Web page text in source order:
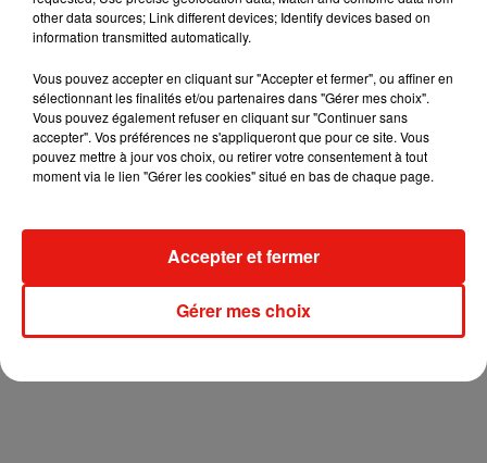
Un des clients d'"Haurus", jugé également à ses côtés - un
homme connu dans le milieu du banditisme marseillais -, a,
dépôt "compte tenu de ses antécédents judiciaires".
Il avait demandé à "Haurus" de lui donner des informations
permettant de localiser plusieurs personnes, dont certaines
Ce volet de l'affaire, toujours en cours d'instruction à
corruption passive et association de malfaiteurs en vue de
other data sources; Link different devices; Identify devices based on
information transmitted automatically.
Vous pouvez accepter en cliquant sur "Accepter et fermer", ou affiner en
sélectionnant les finalités et/ou partenaires dans "Gérer mes choix".
Vous pouvez également refuser en cliquant sur "Continuer sans
accepter". Vos préférences ne s'appliqueront que pour ce site. Vous
pouvez mettre à jour vos choix, ou retirer votre consentement à tout
moment via le lien "Gérer les cookies" situé en bas de chaque page.
Gérer mes choix
Accepter et fermer